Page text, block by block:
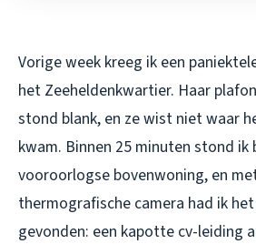
Vorige week kreeg ik een
het Zeeheldenkwartier. Haar
stond blank, en ze wist niet waar
kwam. Binnen 25 minuten stond ik
vooroorlogse bovenwoning, en
thermografische camera had ik
gevonden: een kapotte cv-leiding